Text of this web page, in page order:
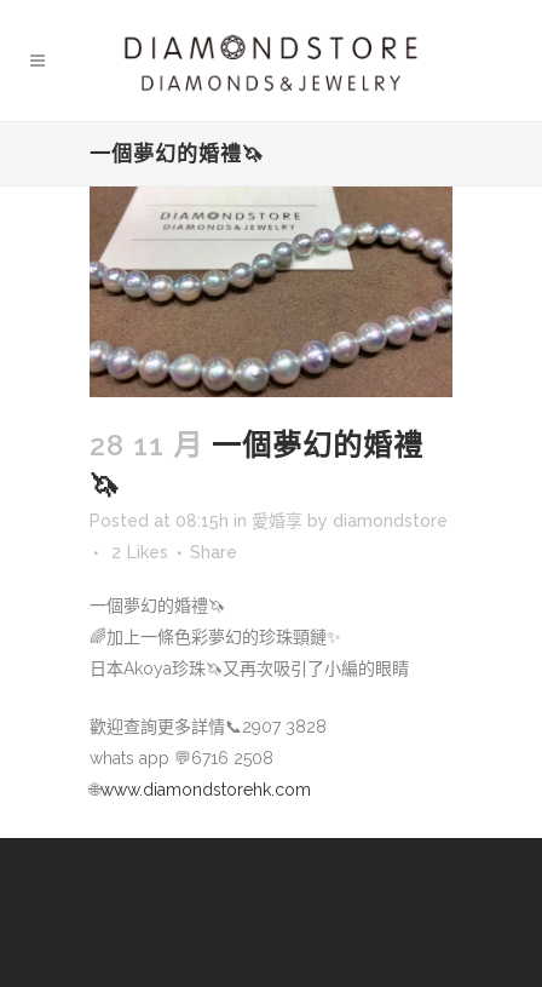
一個夢幻的婚禮🦄
28 11 月 一個夢幻的婚禮
🦄
Posted at 08:15h in 愛婚享 by diamondstore
2 Likes Share
一個夢幻的婚禮🦄
🌈加上一條色彩夢幻的珍珠頸鏈✨
日本Akoya珍珠🦄又再次吸引了小編的眼睛
歡迎查詢更多詳情📞2907 3828
whats app 💬6716 2508
🌐www.diamondstorehk.com